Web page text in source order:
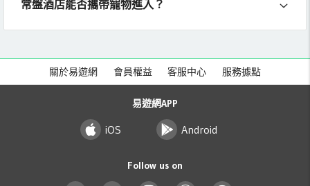
常盤酒店能否攜帶寵物進入？
關於易遊網 會員權益 客服中心 服務據點
易遊網APP
iOS Android
Follow us on